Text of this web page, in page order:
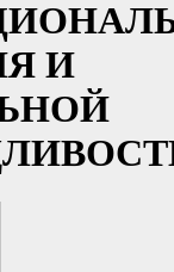
И